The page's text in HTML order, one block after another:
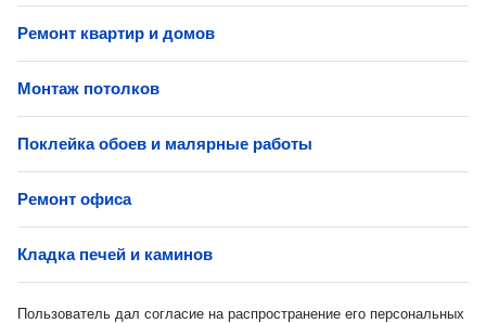
Ремонт квартир и домов
Монтаж потолков
Поклейка обоев и малярные работы
Ремонт офиса
Кладка печей и каминов
Пользователь дал согласие на распространение его персональных